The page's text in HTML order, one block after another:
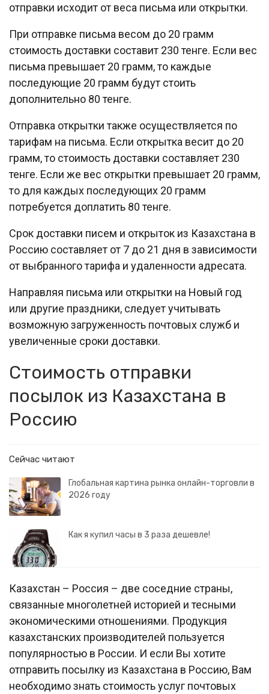
отправки исходит от веса письма или открытки.
При отправке письма весом до 20 грамм
стоимость доставки составит 230 тенге. Если вес
письма превышает 20 грамм, то каждые
последующие 20 грамм будут стоить
дополнительно 80 тенге.
Отправка открытки также осуществляется по
тарифам на письма. Если открытка весит до 20
грамм, то стоимость доставки составляет 230
тенге. Если же вес открытки превышает 20 грамм,
то для каждых последующих 20 грамм
потребуется доплатить 80 тенге.
Срок доставки писем и открыток из Казахстана в
Россию составляет от 7 до 21 дня в зависимости
от выбранного тарифа и удаленности адресата.
Направляя письма или открытки на Новый год
или другие праздники, следует учитывать
возможную загруженность почтовых служб и
увеличенные сроки доставки.
Стоимость отправки
посылок из Казахстана в
Россию
Сейчас читают
Глобальная картина рынка онлайн-торговли в
2026 году
Как я купил часы в 3 раза дешевле!
Казахстан – Россия – две соседние страны,
связанные многолетней историей и тесными
экономическими отношениями. Продукция
казахстанских производителей пользуется
популярностью в России. И если Вы хотите
отправить посылку из Казахстана в Россию, Вам
необходимо знать стоимость услуг почтовых